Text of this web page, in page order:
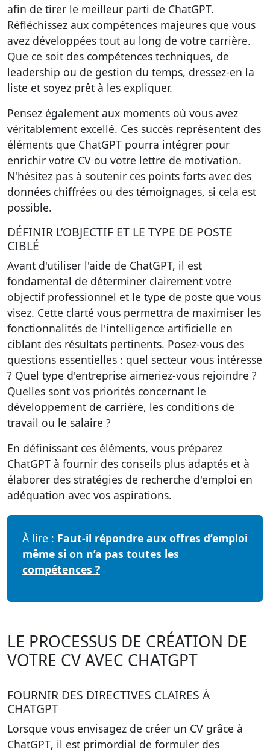
afin de tirer le meilleur parti de ChatGPT.
Réfléchissez aux compétences majeures que vous
avez développées tout au long de votre carrière.
Que ce soit des compétences techniques, de
leadership ou de gestion du temps, dressez-en la
liste et soyez prêt à les expliquer.
Pensez également aux moments où vous avez
véritablement excellé. Ces succès représentent des
éléments que ChatGPT pourra intégrer pour
enrichir votre CV ou votre lettre de motivation.
N'hésitez pas à soutenir ces points forts avec des
données chiffrées ou des témoignages, si cela est
possible.
DÉFINIR L’OBJECTIF ET LE TYPE DE POSTE
CIBLÉ
Avant d'utiliser l'aide de ChatGPT, il est
fondamental de déterminer clairement votre
objectif professionnel et le type de poste que vous
visez. Cette clarté vous permettra de maximiser les
fonctionnalités de l'intelligence artificielle en
ciblant des résultats pertinents. Posez-vous des
questions essentielles : quel secteur vous intéresse
? Quel type d'entreprise aimeriez-vous rejoindre ?
Quelles sont vos priorités concernant le
développement de carrière, les conditions de
travail ou le salaire ?
En définissant ces éléments, vous préparez
ChatGPT à fournir des conseils plus adaptés et à
élaborer des stratégies de recherche d'emploi en
adéquation avec vos aspirations.
À lire : Faut-il répondre aux offres d’emploi
même si on n’a pas toutes les
compétences ?
LE PROCESSUS DE CRÉATION DE
VOTRE CV AVEC CHATGPT
FOURNIR DES DIRECTIVES CLAIRES À
CHATGPT
Lorsque vous envisagez de créer un CV grâce à
ChatGPT, il est primordial de formuler des